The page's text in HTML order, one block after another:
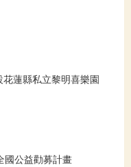
蓮縣私立黎明喜樂園
國公益勸募計畫